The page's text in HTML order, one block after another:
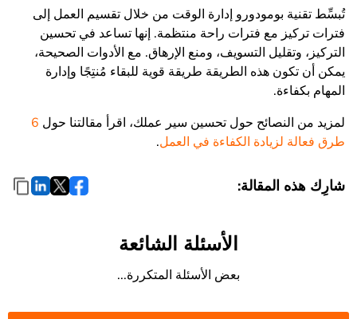
تُبسِّط تقنية بومودورو إدارة الوقت من خلال تقسيم العمل إلى
فترات تركيز مع فترات راحة منتظمة. إنها تساعد في تحسين
التركيز، وتقليل التسويف، ومنع الإرهاق. مع الأدوات الصحيحة،
يمكن أن تكون هذه الطريقة طريقة قوية للبقاء مُنتِجًا وإدارة
المهام بكفاءة.
لمزيد من النصائح حول تحسين سير عملك، اقرأ مقالتنا حول 6
طرق فعالة لزيادة الكفاءة في العمل.
شارِك هذه المقالة:
الأسئلة الشائعة
بعض الأسئلة المتكررة...